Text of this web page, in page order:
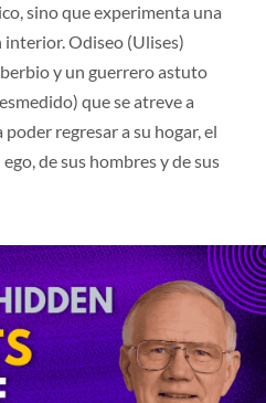
sino que experimenta una
Odiseo (Ulises)
y un guerrero astuto
que se atreve a
regresar a su hogar, el
de sus hombres y de sus